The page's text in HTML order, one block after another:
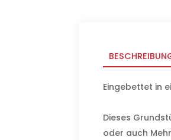
Eingebettet in
Dieses
oder auch